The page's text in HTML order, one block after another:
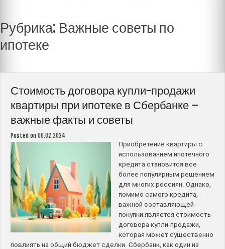
Рубрика: Важные советы по
ипотеке
Стоимость договора купли-продажи
квартиры при ипотеке в Сбербанке –
важные факты и советы
Posted on 08.02.2024
Приобретение квартиры с
использованием ипотечного
кредита становится все
более популярным решением
для многих россиян. Однако,
помимо самого кредита,
важной составляющей
покупки является стоимость
договора купли-продажи,
которая может существенно
повлиять на общий бюджет сделки. Сбербанк, как один из